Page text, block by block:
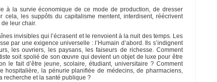
à la survie économique de ce mode de production, de dresser
cela, les suppôts du capitalisme mentent, interdisent, réécrivent
leur chair.
invisibles qui l’écrasent et le renvoient à la nuit des temps. Les
par une exigence universelle : l’Humain d’abord. Ils s’indignent
les ouvriers, les paysans, les faiseurs de richesse. Comment
soit spolié de son œuvre qui devient un objet de luxe pour être
le fait d’être jeune, scolaire, étudiant, universitaire ? Comment
la pénurie planifiée de médecins, de pharmaciens,
recherche et la santé publique ?